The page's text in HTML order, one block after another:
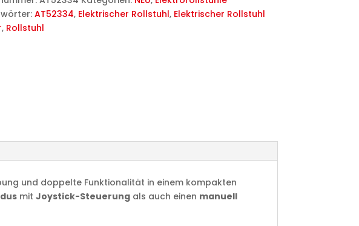
AT52334, Elektrischer Rollstuhl, Elektrischer Rollstuhl
, Rollstuhl
und doppelte Funktionalität in einem kompakten
mitJoystick-Steuerung als auch einen manuell